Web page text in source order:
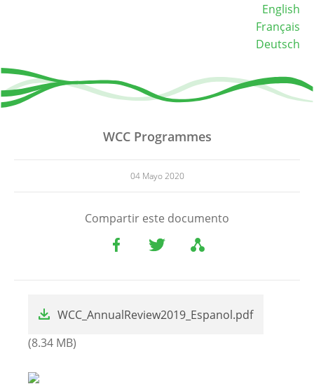
English
Français
Deutsch
WCC Programmes
04 Mayo 2020
Compartir este documento
WCC_AnnualReview2019_Espanol.pdf
(8.34 MB)